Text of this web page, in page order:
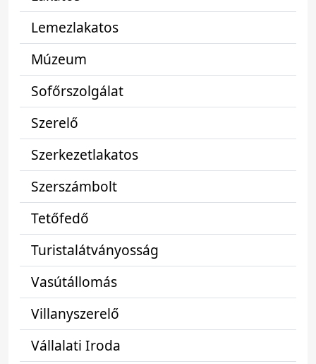
Lemezlakatos
Múzeum
Sofőrszolgálat
Szerelő
Szerkezetlakatos
Szerszámbolt
Tetőfedő
Turistalátványosság
Vasútállomás
Villanyszerelő
Vállalati Iroda